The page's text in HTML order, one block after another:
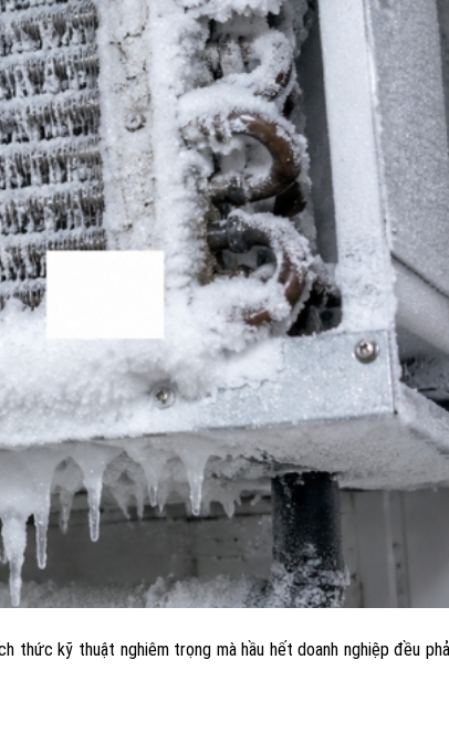
thức kỹ thuật nghiêm trọng mà hầu hết doanh nghiệp đều